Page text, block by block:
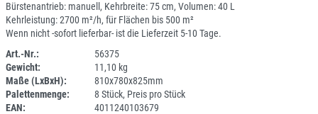
Bürstenantrieb: manuell, Kehrbreite: 75 cm, Volumen: 40 L
Kehrleistung: 2700 m²/h, für Flächen bis 500 m²
Wenn nicht -sofort lieferbar- ist die Lieferzeit 5-10 Tage.
Art.-Nr.:
56375
Gewicht:
11,10 kg
Maße (LxBxH):
810x780x825mm
Palettenmenge:
8 Stück, Preis pro Stück
EAN:
4011240103679